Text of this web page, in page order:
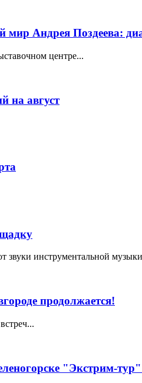
Андрея Поздеева:
центре...
на август
звуки инструментальной
продолжается!
"Экстрим-тур"